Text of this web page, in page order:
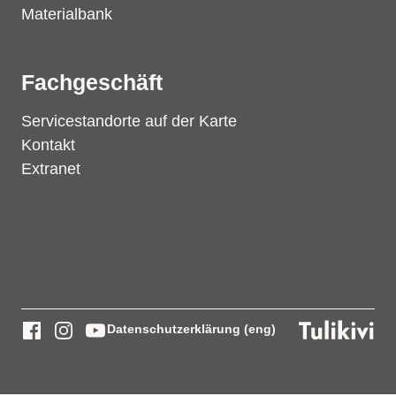
Materialbank
Fachgeschäft
Servicestandorte auf der Karte
Kontakt
Extranet
Datenschutzerklärung (eng)